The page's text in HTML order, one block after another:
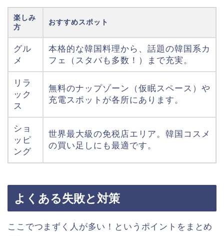
楽しみ
方
おすすめスポット
グル
メ
本格的な韓国料理から、話題の韓国系カ
フェ（スタバも多数！）まで充実。
リラ
ック
ス
無料のナップゾーン（仮眠スペース）や
充電スポットが各所にあります。
ショ
ッピ
ング
世界最大級の免税店エリア。韓国コスメ
の買い足しにも最適です。
よくある失敗と対策
ここでつまずく人が多い！というポイントをまとめ